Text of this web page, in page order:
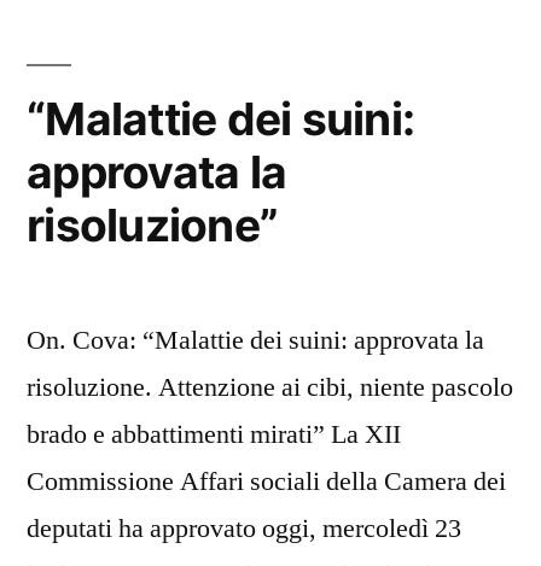
“Malattie dei suini:
approvata la
risoluzione”
On. Cova: “Malattie dei suini: approvata la
risoluzione. Attenzione ai cibi, niente pascolo
brado e abbattimenti mirati” La XII
Commissione Affari sociali della Camera dei
deputati ha approvato oggi, mercoledì 23